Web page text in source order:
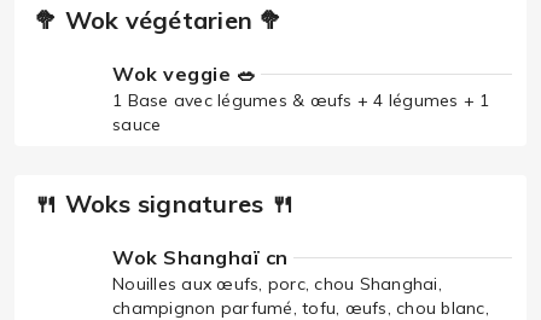
🥦 Wok végétarien 🥦
Wok veggie 🥗
1 Base avec légumes & œufs + 4 légumes + 1
sauce
🍴 Woks signatures 🍴
Wok Shanghaï cn
Nouilles aux œufs, porc, chou Shanghai,
champignon parfumé, tofu, œufs, chou blanc,